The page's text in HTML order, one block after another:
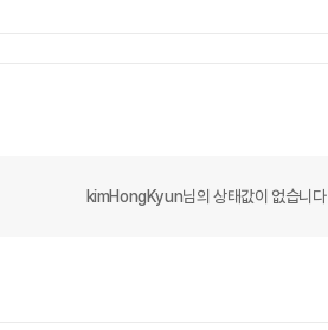
kimHongKyun님의 상태값이 없습니다